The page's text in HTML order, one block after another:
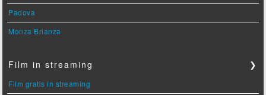
Padova
Monza Brianza
Film in streaming ❯
Film gratis in streaming